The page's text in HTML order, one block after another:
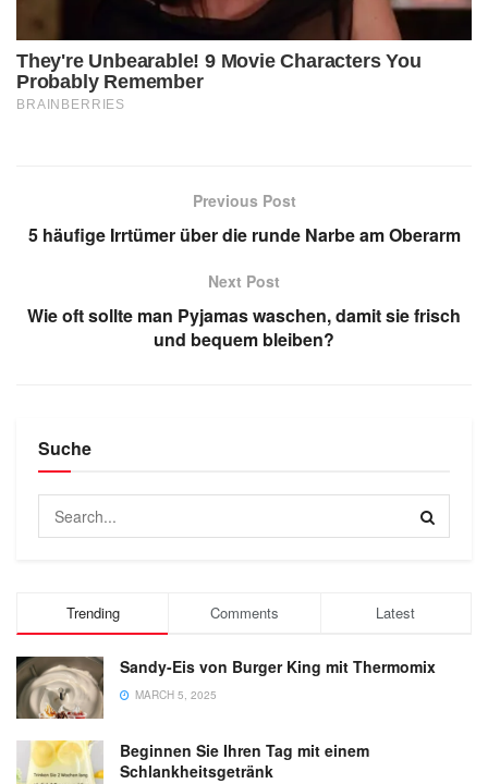
Previous Post
5 häufige Irrtümer über die runde Narbe am Oberarm
Next Post
Wie oft sollte man Pyjamas waschen, damit sie frisch
und bequem bleiben?
Suche
Trending Comments Latest
Sandy-Eis von Burger King mit Thermomix
MARCH 5, 2025
Beginnen Sie Ihren Tag mit einem
Schlankheitsgetränk